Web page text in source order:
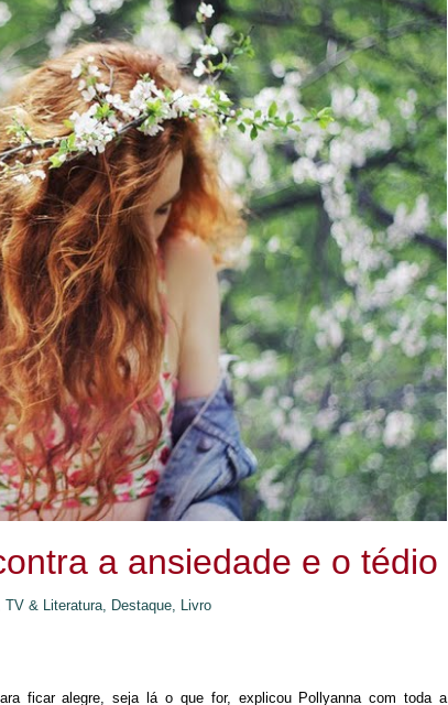
a ansiedade e o tédio
TV & Literatura, Destaque, Livro
ficar alegre, seja lá o que for, explicou Pollyanna com toda a